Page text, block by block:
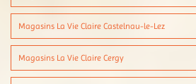
Magasins La Vie Claire Castelnau-le-Lez
Magasins La Vie Claire Cergy